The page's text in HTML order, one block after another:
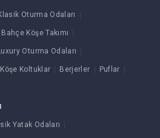
Oturma Odaları
Bahçe Köşe Takımı
Oturma Odaları
Köşe Koltuklar Berjerler Puflar
Yatak Odaları